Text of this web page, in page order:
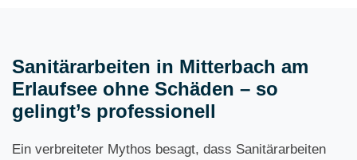
Sanitärarbeiten in Mitterbach am
Erlaufsee ohne Schäden – so
gelingt’s professionell
Ein verbreiteter Mythos besagt, dass Sanitärarbeiten